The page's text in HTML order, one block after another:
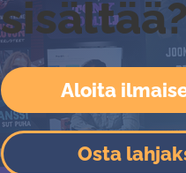
sisältää?
Aloita
Osta